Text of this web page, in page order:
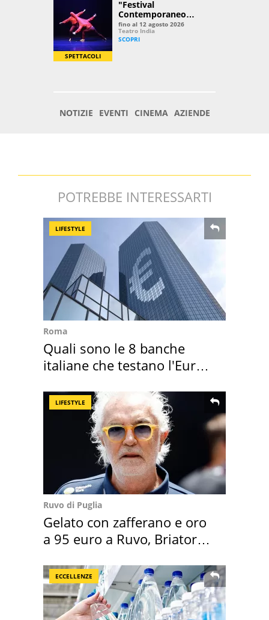
POTREBBE INTERESSARTI
LIFESTYLE
Roma
Quali sono le 8 banche
italiane che testano l'Euro
LIFESTYLE
Ruvo di Puglia
Gelato con zafferano e oro
a 95 euro a Ruvo, Briatore
ECCELLENZE